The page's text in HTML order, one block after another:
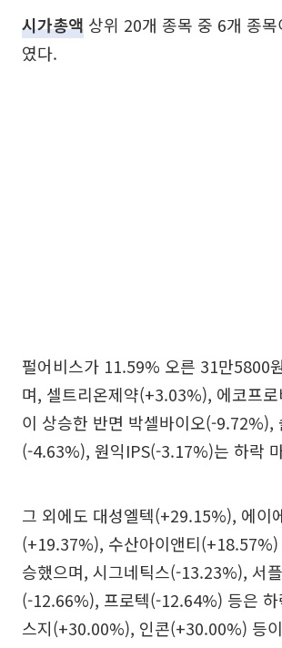
시가총액 상위 20개 종목 중 6개 종
였다.
펄어비스가 11.59% 오른 31만5800
며, 셀트리온제약(+3.03%), 에코프
이 상승한 반면 박셀바이오(-9.72%),
(-4.63%), 원익IPS(-3.17%)는 하락
그 외에도 대성엘텍(+29.15%), 에이
(+19.37%), 수산아이앤티(+18.57%)
승했으며, 시그네틱스(-13.23%), 서
(-12.66%), 프로텍(-12.64%) 등은 하
스지(+30.00%), 인콘(+30.00%) 등